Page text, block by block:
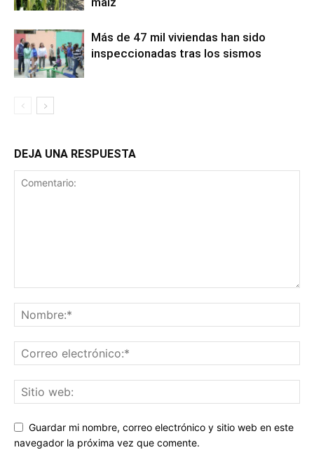
Más de 47 mil viviendas han sido
inspeccionadas tras los sismos
DEJA UNA RESPUESTA
Guardar mi nombre, correo electrónico y sitio web en este
navegador la próxima vez que comente.